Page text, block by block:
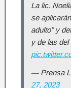
La lic.
se
adulto” y
y de las
— Prensa
27, 2023